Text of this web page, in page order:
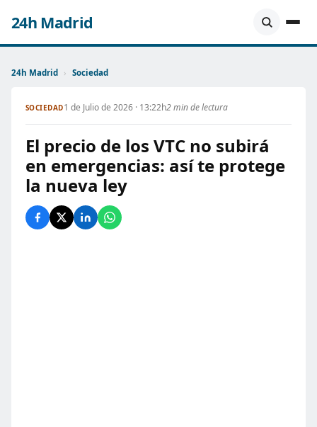
24h Madrid
24h Madrid › Sociedad
SOCIEDAD1 de Julio de 2026 · 13:22h2 min de lectura
El precio de los VTC no subirá
en emergencias: así te protege
la nueva ley